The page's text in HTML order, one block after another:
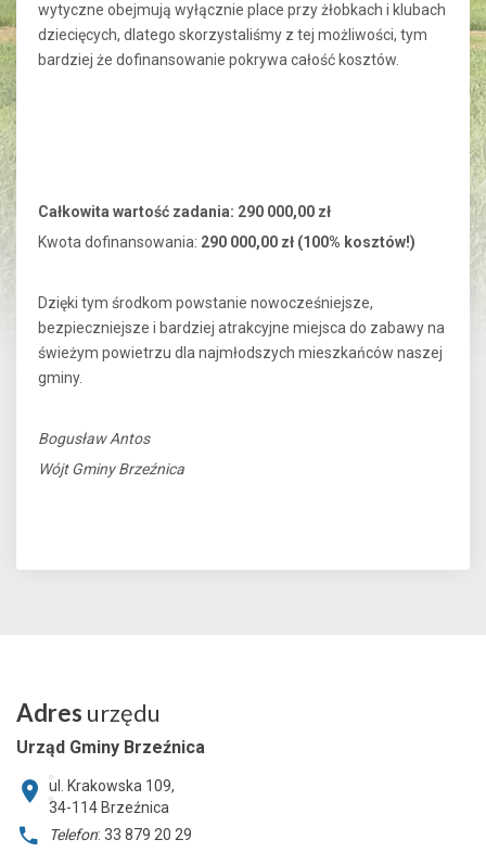
wytyczne obejmują wyłącznie place przy żłobkach i klubach
dziecięcych, dlatego skorzystaliśmy z tej możliwości, tym
bardziej że dofinansowanie pokrywa całość kosztów.
Całkowita wartość zadania: 290 000,00 zł
Kwota dofinansowania: 290 000,00 zł (100% kosztów!)
Dzięki tym środkom powstanie nowocześniejsze,
bezpieczniejsze i bardziej atrakcyjne miejsca do zabawy na
świeżym powietrzu dla najmłodszych mieszkańców naszej
gminy.
Bogusław Antos
Wójt Gminy Brzeźnica
Adres urzędu
Urząd Gminy Brzeźnica
ul. Krakowska 109,
34-114 Brzeźnica
Telefon: 33 879 20 29